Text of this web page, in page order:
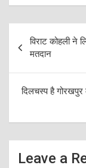
Post
navigation
विराट कोहली ने
मतदान
दिलचस्प है गोरखपुर
Leave a